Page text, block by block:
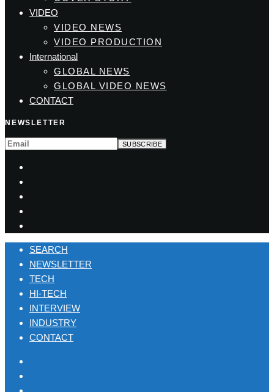
VIDEO
VIDEO NEWS
VIDEO PRODUCTION
International
GLOBAL NEWS
GLOBAL VIDEO NEWS
CONTACT
NEWSLETTER
SEARCH
NEWSLETTER
TECH
HI-TECH
INTERVIEW
INDUSTRY
CONTACT